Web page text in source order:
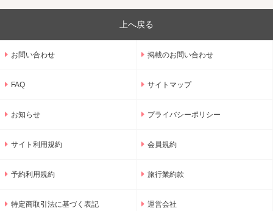
上へ戻る
お問い合わせ 掲載のお問い合わせ
FAQ サイトマップ
お知らせ プライバシーポリシー
サイト利用規約 会員規約
予約利用規約 旅行業約款
特定商取引法に基づく表記 運営会社